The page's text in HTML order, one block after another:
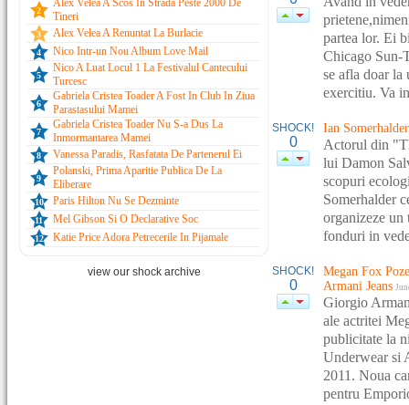
2
Alex Velea A Scos In Strada Peste 2000 De
Tineri
3 Alex Velea A Renuntat La Burlacie
4 Nico Intr-un Nou Album Love Mail
5
Nico A Luat Locul 1 La Festivalul Cantecului
Turcesc
6
Gabriela Cristea Toader A Fost In Club In Ziua
Parastasului Mamei
7
Gabriela Cristea Toader Nu S-a Dus La
Inmormantarea Mamei
8 Vanessa Paradis, Rasfatata De Partenerul Ei
9
Polanski, Prima Aparitie Publica De La
Eliberare
10 Paris Hilton Nu Se Dezminte
11 Mel Gibson Si O Declarative Soc
12 Katie Price Adora Petrecerile In Pijamale
view our shock archive
partea lor. Ei
Chicago Sun-
se afla doar la
exercitiu. Va
SHOCK!
0
Ian
Actorul din
lui Damon
scopuri
Somerhalder
organizeze un
fonduri in
SHOCK!
0
Megan Fox
Armani Jeans
Giorgio
ale actritei
publicitate la
Underwear si
2011. Noua
pentru